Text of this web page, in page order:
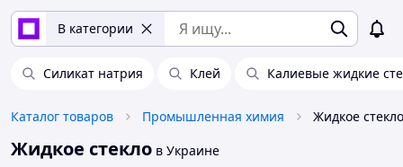
В категории
Силикат натрия Клей Калиевые жидкие
Каталог товаров Промышленная химия Жидкое стекло
Жидкое стекло в Украине